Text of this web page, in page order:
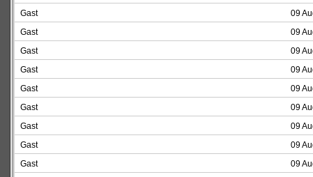
Gast
09
Gast
09
Gast
09
Gast
09
Gast
09
Gast
09
Gast
09
Gast
09
Gast
09